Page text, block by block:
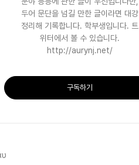
두어 문단을 넘길 만한 글이라면 대강
정리해 기록합니다. 학부생입니다. 트
위터에서 볼 수 있습니다.
http://aurynj.net/
구독하기